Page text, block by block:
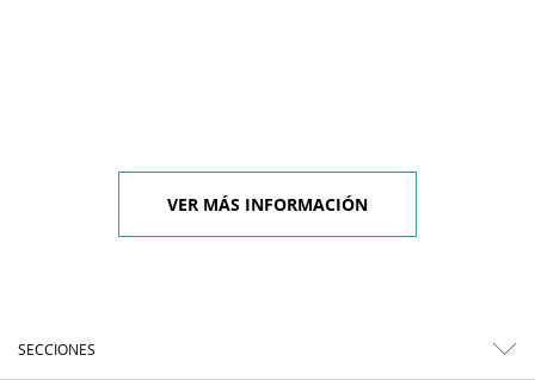
VER MÁS INFORMACIÓN
SECCIONES